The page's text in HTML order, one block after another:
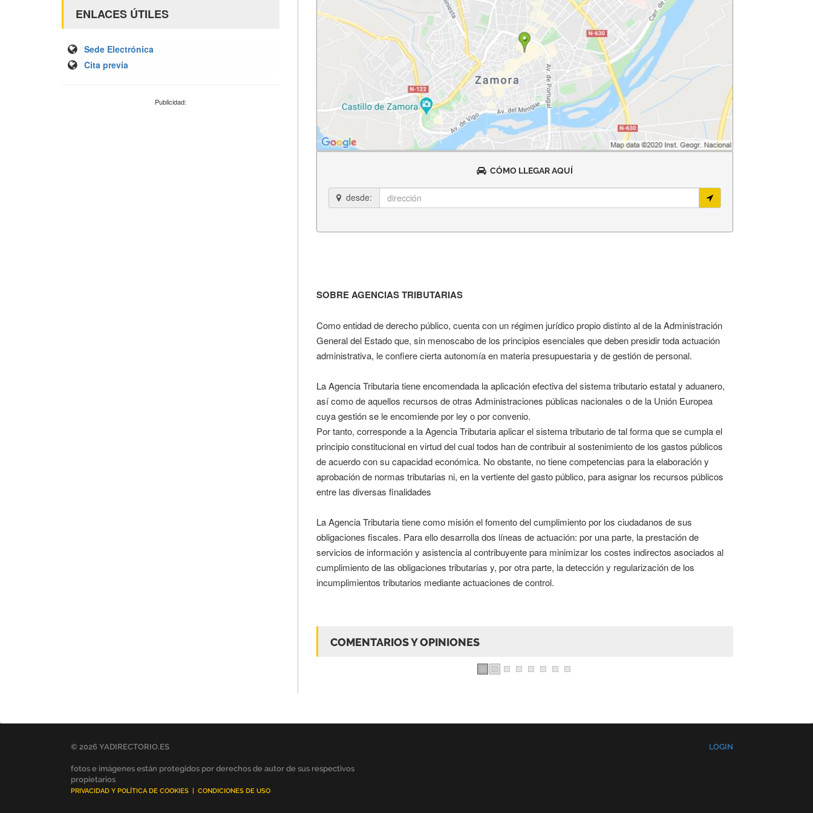
ENLACES ÚTILES
Sede Electrónica
Cita previa
Publicidad:
CÓMO LLEGAR AQUÍ
desde:
SOBRE AGENCIAS TRIBUTARIAS
Como entidad de derecho público, cuenta con un régimen jurídico propio distinto al de la Administración
General del Estado que, sin menoscabo de los principios esenciales que deben presidir toda actuación
administrativa, le confiere cierta autonomía en materia presupuestaria y de gestión de personal.
La Agencia Tributaria tiene encomendada la aplicación efectiva del sistema tributario estatal y aduanero,
así como de aquellos recursos de otras Administraciones públicas nacionales o de la Unión Europea
cuya gestión se le encomiende por ley o por convenio.
Por tanto, corresponde a la Agencia Tributaria aplicar el sistema tributario de tal forma que se cumpla el
principio constitucional en virtud del cual todos han de contribuir al sostenimiento de los gastos públicos
de acuerdo con su capacidad económica. No obstante, no tiene competencias para la elaboración y
aprobación de normas tributarias ni, en la vertiente del gasto público, para asignar los recursos públicos
entre las diversas finalidades
La Agencia Tributaria tiene como misión el fomento del cumplimiento por los ciudadanos de sus
obligaciones fiscales. Para ello desarrolla dos líneas de actuación: por una parte, la prestación de
servicios de información y asistencia al contribuyente para minimizar los costes indirectos asociados al
cumplimiento de las obligaciones tributarias y, por otra parte, la detección y regularización de los
incumplimientos tributarios mediante actuaciones de control.
COMENTARIOS Y OPINIONES
© 2026 YADIRECTORIO.ES
fotos e imágenes están protegidos por derechos de autor de sus respectivos
propietarios
PRIVACIDAD Y POLÍTICA DE COOKIES CONDICIONES DE USO
LOGIN